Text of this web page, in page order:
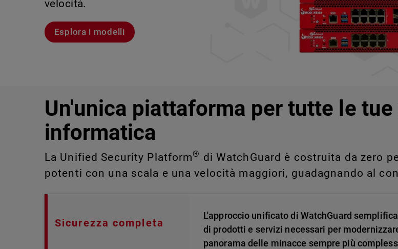
velocità.
Esplora i modelli
violazioni e portare alla luce rischi legati a Shadow AI e Shadow
IT impossibili da rilevare o gestire manualmente su larga scala.
Scopri Rai
Scopri WatchGuard EDR
Un'unica piattaforma per tutte le
informatica
La Unified Security Platform® di WatchGuard è costruita da zero
potenti con una scala e una velocità maggiori, guadagnando al
Sicurezza completa
L'approccio unificato di WatchGuard
di prodotti e servizi necessari per
panorama delle minacce sempre più